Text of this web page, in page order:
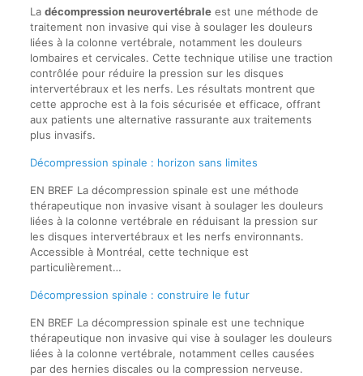
La décompression neurovertébraleest une méthode de
traitement non invasive qui vise à soulager les douleurs
liées à la colonne vertébrale, notamment les douleurs
lombaires et cervicales. Cette technique utilise une traction
contrôlée pour réduire la pression sur les disques
intervertébraux et les nerfs. Les résultats montrent que
cette approche est à la fois sécurisée et efficace, offrant
aux patients une alternative rassurante aux traitements
plus invasifs.
Décompression spinale : horizon sans limites
EN BREF La décompression spinale est une méthode
thérapeutique non invasive visant à soulager les douleurs
liées à la colonne vertébrale en réduisant la pression sur
les disques intervertébraux et les nerfs environnants.
Accessible à Montréal, cette technique est
particulièrement…
Décompression spinale : construire le futur
EN BREF La décompression spinale est une technique
thérapeutique non invasive qui vise à soulager les douleurs
liées à la colonne vertébrale, notamment celles causées
par des hernies discales ou la compression nerveuse.